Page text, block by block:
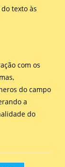
texto às
com os
do campo
a
do